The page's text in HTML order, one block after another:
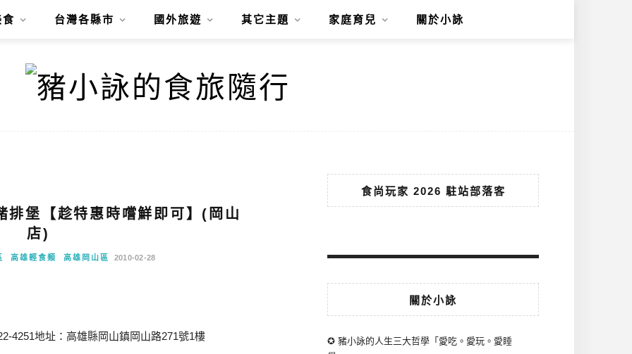
食 台灣各縣市 國外旅遊 其它主題 家庭育兒 關於小詠
堡【趁特惠時嚐鮮即可】(岡山
店)
高雄輕食類 高雄岡山區 2010-02-28
4251地址：高雄縣岡山鎮岡山路271號1樓
食尚玩家 2026 駐站部落客
關於小詠
✪ 豬小詠的人生三大哲學「愛吃。愛玩。愛睡